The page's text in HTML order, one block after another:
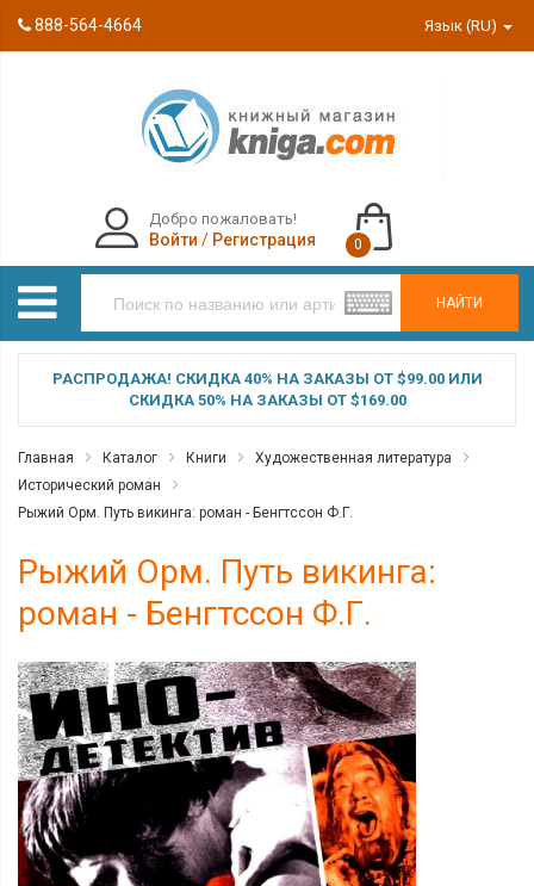
888-564-4664 Язык (RU)
НАЙТИ
Добро пожаловать!
Войти / Регистрация 0
РАСПРОДАЖА! СКИДКА 40% НА ЗАКАЗЫ ОТ $99.00 ИЛИ
СКИДКА 50% НА ЗАКАЗЫ ОТ $169.00
Главная Каталог Книги
Художественная литература
Исторический роман
Рыжий Орм. Путь викинга: роман - Бенгтссон Ф.Г.
Рыжий Орм. Путь викинга:
роман - Бенгтссон Ф.Г.